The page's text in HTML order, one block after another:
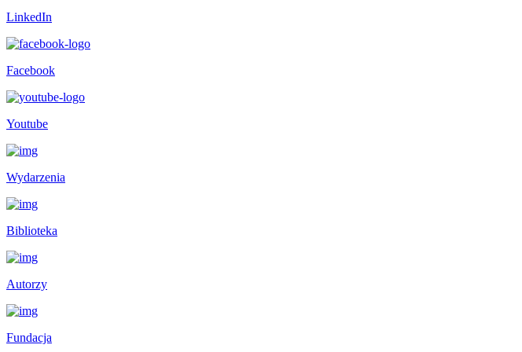
LinkedIn
Facebook
Youtube
Wydarzenia
Biblioteka
Autorzy
Fundacja